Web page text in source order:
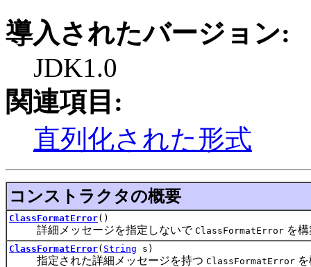
導入されたバージョン:
JDK1.0
関連項目:
直列化された形式
コンストラクタの概要
ClassFormatError()
詳細メッセージを指定しないで ClassFormatError を
ClassFormatError( String s)
指定された詳細メッセージを持つ ClassFormatError